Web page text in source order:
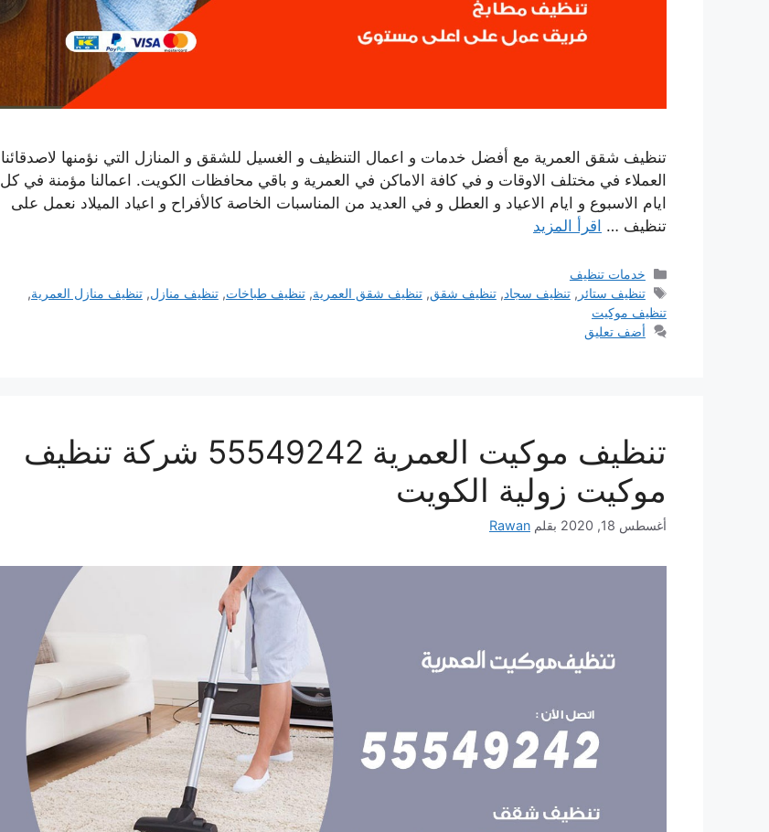
تنظيف شقق العمرية مع أفضل خدمات و اعمال التنظيف و الغسيل للشقق و المنازل التي نؤمنها لاصدقائنا
العملاء في مختلف الاوقات و في كافة الاماكن في العمرية و باقي محافظات الكويت. اعمالنا مؤمنة في كل
ايام الاسبوع و ايام الاعياد و العطل و في العديد من المناسبات الخاصة كالأفراح و اعياد الميلاد نعمل على
تنظيف … اقرأ المزيد
التصنيفات
خدمات تنظيف
الوسوم
تنظيف ستائر ,تنظيف سجاد,تنظيف شقق,تنظيف شقق العمرية,تنظيف طباخات,تنظيف منازل,تنظيف منازل العمرية,
تنظيف موكيت
أضف تعليق
تنظيف موكيت العمرية 55549242 شركة تنظيف
موكيت زولية الكويت
أغسطس 18, 2020 بقلم Rawan